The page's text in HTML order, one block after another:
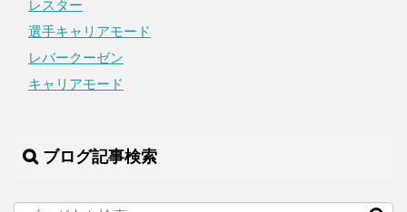
レスター
選手キャリアモード
レバークーゼン
キャリアモード
ブログ記事検索